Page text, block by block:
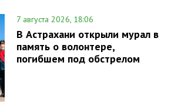
7 августа 2026, 18:06
В Астрахани открыли мурал в
память о волонтере,
погибшем под обстрелом